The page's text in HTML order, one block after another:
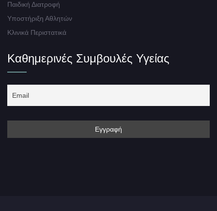
Παιδική Διατροφή
Υποστήριξη Αθλητών
Κλινικά Περιστατικά
Καθημερινές Συμβουλές Υγείας